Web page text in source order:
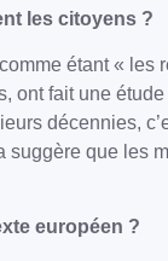
les citoyens ?
étant «
fait une
décennies,
que les
européen ?